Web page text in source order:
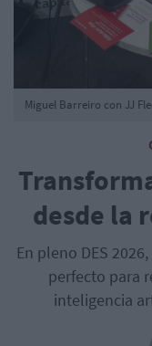
desde la
En pleno DES
perfecto para
inteligencia
Miguel Barreiro con JJ